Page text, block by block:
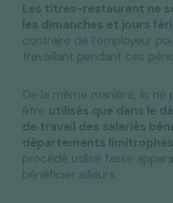
Les titres-restaurant ne
les dimanches et jours
contraire de l’employeur
travaillant pendant ces
De la même manière, ils ne
être utilisés que dans le
de travail des salariés
départements limitrophes
procédé utilisé fasse
bénéficier ailleurs.